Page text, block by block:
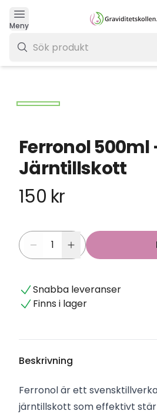
Meny
Ferronol
Järntillskott
150 kr
Snabba leveranser
Finns i lager
Beskrivning
Ferronol är ett
järntillskott som effektivt